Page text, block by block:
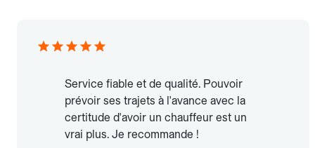
Service fiable et de qualité. Pouvoir
prévoir ses trajets à l'avance avec la
certitude d'avoir un chauffeur est un
vrai plus. Je recommande !